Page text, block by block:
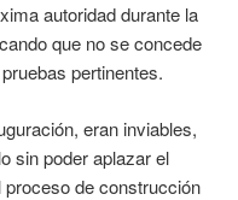
autoridad durante la
que no se concede
pertinentes.
eran inviables,
sin poder aplazar el
de construcción